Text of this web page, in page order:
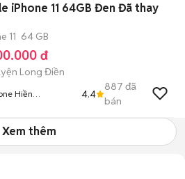
iPhone 11 64GB Đen Đã thay
11 64 GB
đ
Long Điền
Hiền
4.4
887 đã
bán
Xem thêm